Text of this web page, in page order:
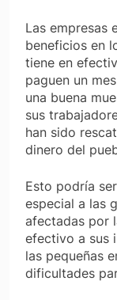
Las empresas
beneficios en
tiene en
paguen un
una buena
sus
han sido
dinero del
Esto podría
especial a las
afectadas por
efectivo a sus
las pequeñas
dificultades